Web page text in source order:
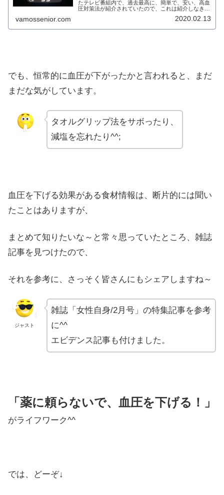
たテレビ番組内で、過去最高に、簡単で、安い、高血
圧対策法が紹介されていたので、これは紹介しなき
ますね！ジャスト番組はNHKの「ガッテン」で...
vamossenior.com 2020.02.13
でも、恒常的に血圧が下がったかと言われると、まだ
まだな気がしています。
タオルグリップ法をサボったり、
減塩を忘れたり^^;
血圧を下げる効果がある食材情報は、断片的には聞い
たことはありますが、
まとめて知りたいな～と常々思っていたところ、雑誌
記事を見つけたので、
それを参考に、さっそく皆さんにもシェアしますね～
ジャスト
雑誌「女性自身/2月号」の特集記事を参考
に^^
エビデンス記事も付けました。
「薬に頼らないで、血圧を下げる！」
がライフワーク^^
では、どーぞ↓